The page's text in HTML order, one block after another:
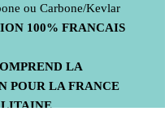
ou Carbone/Kevlar
100% FRANCAIS
LA
POUR LA FRANCE